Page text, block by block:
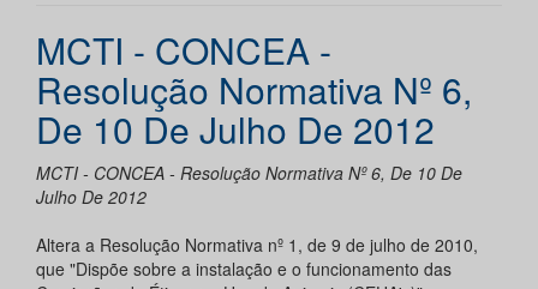
MCTI - CONCEA -
Resolução Normativa Nº 6,
De 10 De Julho De 2012
MCTI - CONCEA - Resolução Normativa Nº 6, De 10 De
Julho De 2012
Altera a Resolução Normativa nº 1, de 9 de julho de 2010,
que "Dispõe sobre a instalação e o funcionamento das